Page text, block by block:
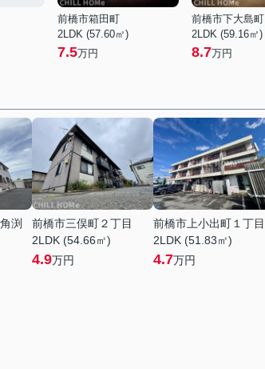
前橋市箱田町
2LDK (57.60㎡)
7.5万円
前橋市下大島町
2LDK (59.16㎡)
8.7万円
渕
前橋市三俣町２丁目
2LDK (54.66㎡)
4.9万円
前橋市上小出町１丁目
2LDK (51.83㎡)
4.7万円